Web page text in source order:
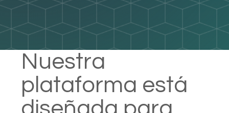
Nuestra
plataforma está